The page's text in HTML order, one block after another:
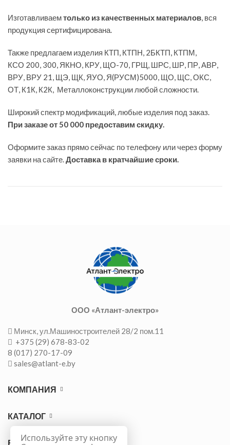
Изготавливаемтолько из качественных материалов, вся
продукция сертифицирована.
Также предлагаем изделия КТП, КТПН, 2БКТП, КТПМ,
КСО 200, 300, ЯКНО, КРУ, ЩО-70, ГРЩ, ШРС, ШР, ПР, АВР,
ВРУ, ВРУ 21, ЩЭ, ЩК, ЯУО, Я(РУСМ)5000, ЩО, ЩС, ОКС,
ОТ, К1К, К2К, Металлоконструкции любой сложности.
Широкий спектр модификаций, любые изделия под заказ.
При заказе от 50 000 предоставим скидку.
Оформите заказ прямо сейчас по телефону или через форму
заявки на сайте.Доставка в кратчайшие сроки.
ООО «Атлант-электро»
Минск, ул.Машиностроителей 28/2 пом.11
+375 (29) 678-83-02
8 (017) 270-17-09
sales@atlant-e.by
КОМПАНИЯ
КАТАЛОГ
Используйте эту кнопку